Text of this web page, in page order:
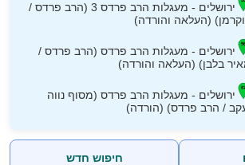
ירושלים - מעגלות הרב פרדס 3 (הרב פרדס /
(העלאה והורדה)
ירושלים - מעגלות הרב פרדס (הרב פרדס /
בלבן) (העלאה והורדה)
ירושלים - מעגלות הרב פרדס (מסוף נווה
/ הרב פרדס) (הורדה)
חיפוש חדש